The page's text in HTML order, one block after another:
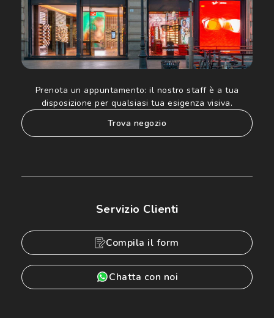
Prenota un appuntamento: il nostro staff è a tua
disposizione per qualsiasi tua esigenza visiva.
trova negozio
Servizio Clienti
Compila il form
Chatta con noi